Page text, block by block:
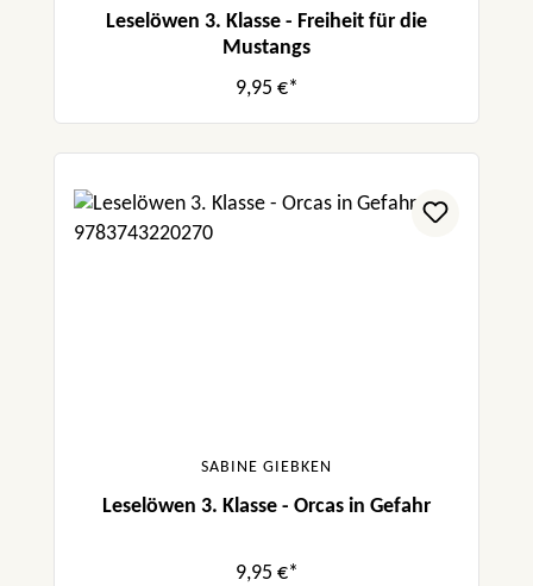
Leselöwen 3. Klasse - Freiheit für die
Mustangs
9,95 €*
SABINE GIEBKEN
Leselöwen 3. Klasse - Orcas in Gefahr
9,95 €*